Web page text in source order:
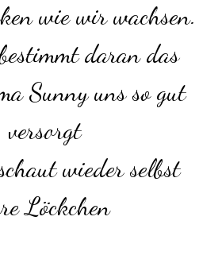
wie wir wachsen.
daran das
Sunny uns so gut
versorgt
wieder selbst
Löckchen